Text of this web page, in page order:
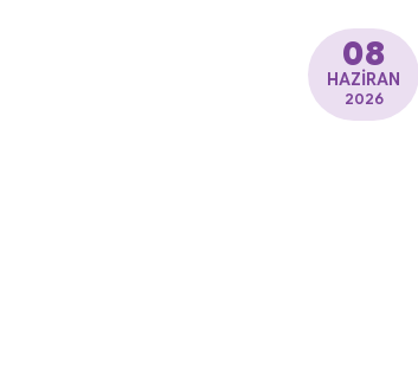
08
HAZIRAN
2026